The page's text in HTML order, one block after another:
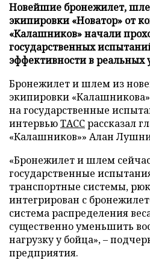
Новейшие бронежилет,
экипировки «Новатор» от
«Калашников» начали
государственных
эффективности в реальных
Бронежилет и шлем из
экипировки
на государственные
интервьюТАССрассказал
«Калашников»» Алан
«Бронежилет и шлем
государственные
транспортные системы,
интегрирован с
система распределения
существенно уменьшить
нагрузку у бойца», –
предприятия.